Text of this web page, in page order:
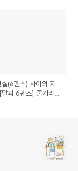
(6펜스) 사이의 지
과 6펜스] 줄거리와